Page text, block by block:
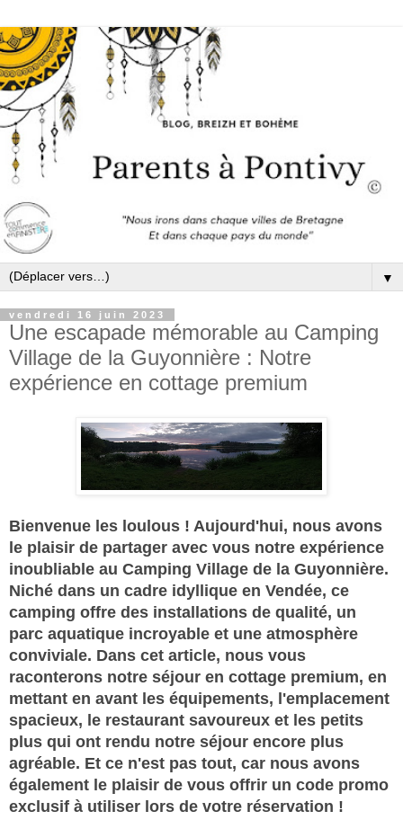
▼
vendredi 16 juin 2023
Une escapade mémorable au Camping
Village de la Guyonnière : Notre
expérience en cottage premium
Bienvenue les loulous ! Aujourd'hui, nous avons
le plaisir de partager avec vous notre expérience
inoubliable au Camping Village de la Guyonnière.
Niché dans un cadre idyllique en Vendée, ce
camping offre des installations de qualité, un
parc aquatique incroyable et une atmosphère
conviviale. Dans cet article, nous vous
raconterons notre séjour en cottage premium, en
mettant en avant les équipements, l'emplacement
spacieux, le restaurant savoureux et les petits
plus qui ont rendu notre séjour encore plus
agréable. Et ce n'est pas tout, car nous avons
également le plaisir de vous offrir un code promo
exclusif à utiliser lors de votre réservation !